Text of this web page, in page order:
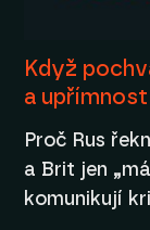
Když
a upřímnost
Proč Rus
a Brit jen
komunikují